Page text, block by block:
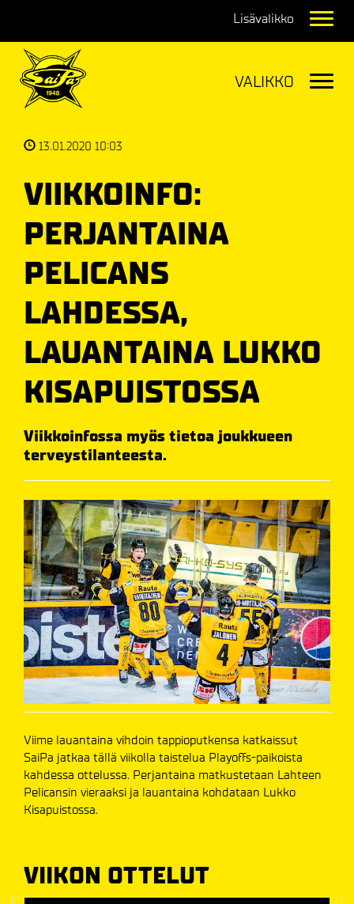
13.01.2020 10:03
VIIKKOINFO:
PERJANTAINA
PELICANS
LAHDESSA,
LAUANTAINA LUKKO
KISAPUISTOSSA
Viikkoinfossa myös tietoa joukkueen
terveystilanteesta.
Viime lauantaina vihdoin tappioputkensa katkaissut
SaiPa jatkaa tällä viikolla taistelua Playoffs-paikoista
kahdessa ottelussa. Perjantaina matkustetaan Lahteen
Pelicansin vieraaksi ja lauantaina kohdataan Lukko
Kisapuistossa.
VIIKON OTTELUT